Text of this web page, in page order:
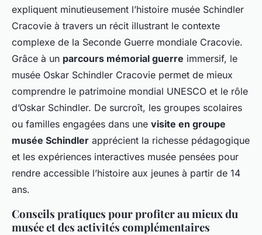
expliquent minutieusement l’histoire musée Schindler
Cracovie à travers un récit illustrant le contexte
complexe de la Seconde Guerre mondiale Cracovie.
Grâce à un parcours mémorial guerre immersif, le
musée Oskar Schindler Cracovie permet de mieux
comprendre le patrimoine mondial UNESCO et le rôle
d’Oskar Schindler. De surcroît, les groupes scolaires
ou familles engagées dans une visite en groupe
musée Schindler apprécient la richesse pédagogique
et les expériences interactives musée pensées pour
rendre accessible l’histoire aux jeunes à partir de 14
ans.
Conseils pratiques pour profiter au mieux du
musée et des activités complémentaires